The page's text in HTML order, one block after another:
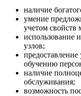
наличие
умение
учетом свойств
использование
узлов;
обучению
наличие
обслуживания;
возможность